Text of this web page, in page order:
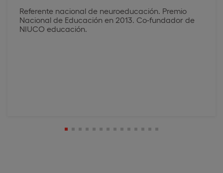
Referente nacional de neuroeducación. Premio
Nacional de Educación en 2013. Co-fundador de
NIUCO educación.